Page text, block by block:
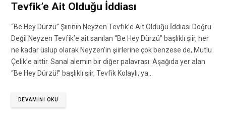
Tevfik’e Ait Olduğu İddiası
“Be Hey Dürzü” Şiirinin Neyzen Tevfik’e Ait Olduğu İddiası Doğru
Değil Neyzen Tevfik’e ait sanılan “Be Hey Dürzü” başlıklı şiir, her
ne kadar üslup olarak Neyzen’in şiirlerine çok benzese de, Mutlu
Çelik’e aittir. Sanal alemin bir diğer palavrası: Aşağıda yer alan
“Be Hey Dürzü!” başlıklı şiir, Tevfik Kolaylı, ya…
DEVAMINI OKU